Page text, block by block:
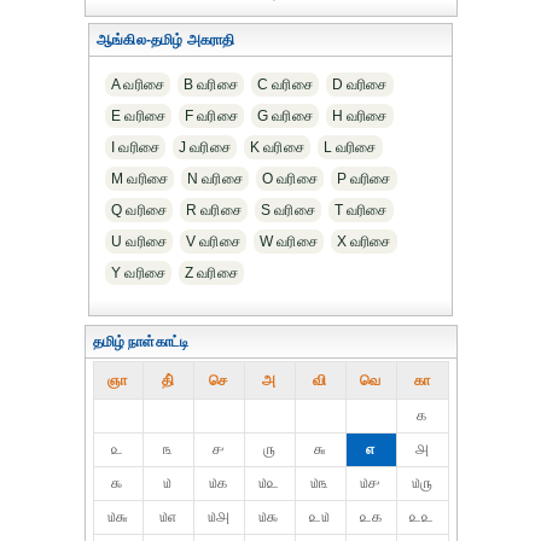
ஆங்கில-தமிழ் அகராதி
A வரிசை B வரிசை C வரிசை
D வரிசை
E வரிசை
F வரிசை G வரிசை
H வரிசை
I வரிசை
J வரிசை K வரிசை
L வரிசை
M வரிசை
N வரிசை O வரிசை
P வரிசை
Q வரிசை
R வரிசை S வரிசை
T வரிசை
U வரிசை
V வரிசை W வரிசை
X வரிசை
Y வரிசை
Z வரிசை
தமிழ் நாள்காட்டி
ஞா தி் செ அ வி வெ கா
௧
௨
௩ ௪ ௫ ௬ ௭
௮
௯
௰ ௰௧ ௰௨ ௰௩ ௰௪
௰௫
௰௬
௰௭ ௰௮ ௰௯ ௨௰ ௨௧
௨௨